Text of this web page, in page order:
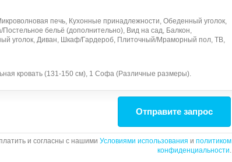
печь, Кухонные принадлежности, Обеденный уголок,
бельё (дополнительно), Вид на сад, Балкон,
уголок, Диван, Шкаф/Гардероб, Плиточный/Мраморный пол, ТB,
кровать (131-150 см), 1 Софа (Различные размеры).
Отправите запрос
и согласны с нашими Условиями использования и политиком
конфиденциальности.